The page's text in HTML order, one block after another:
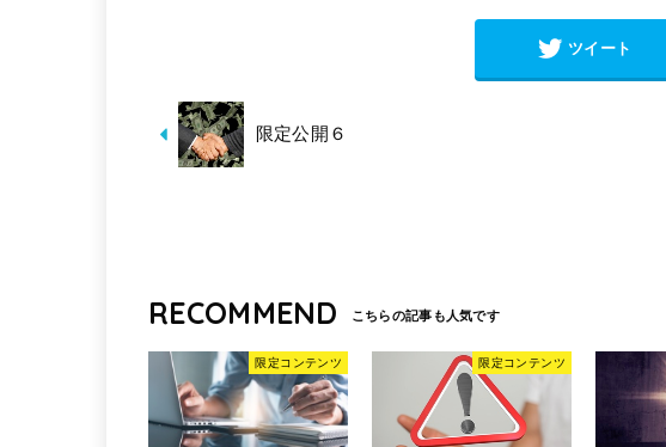
ツイート
限定公開６
RECOMMEND
限定コンテンツ 限定コンテンツ